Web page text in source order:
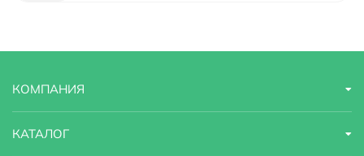
КОМПАНИЯ
КАТАЛОГ